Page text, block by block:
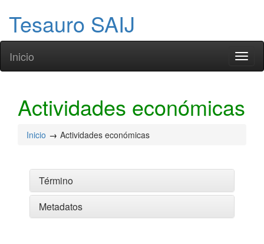
Tesauro SAIJ
Inicio
Actividades económicas
Inicio Actividades económicas
Término
Metadatos